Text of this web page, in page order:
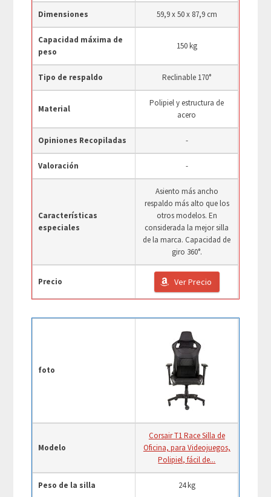
Dimensiones 59,9 x 50 x 87,9 cm
Capacidad máxima de
peso
150 kg
Tipo de respaldo Reclinable 170°
Material
Polipiel y estructura de
acero
Opiniones Recopiladas -
Valoración -
Características
especiales
Asiento más ancho
respaldo más alto que los
otros modelos. En
considerada la mejor silla
de la marca. Capacidad de
giro 360°.
Precio Ver Precio
foto
Modelo
Corsair T1 Race Silla de
Oficina, para Videojuegos,
Polipiel, fácil de...
Peso de la silla 24 kg